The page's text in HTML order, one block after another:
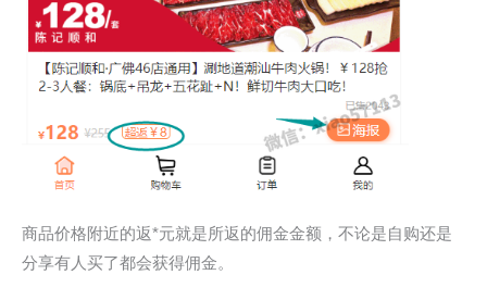
商品价格附近的返*元就是所返的佣金金额，不论是自购还是
分享有人买了都会获得佣金。